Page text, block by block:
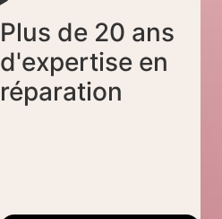
Plus de 20 ans
d'expertise en
réparation